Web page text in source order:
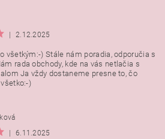
2.12.2025
všetkým:-) Stále nám poradia, odporučia s
rada obchody, kde na vás netlačia s
Ja vždy dostaneme presne to, čo
)
6.11.2025